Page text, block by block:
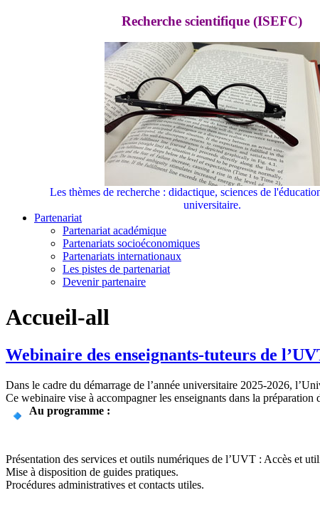
Recherche scientifique (ISEFC)
Les thèmes de recherche : didactique, sciences de
universitaire.
Partenariat
Partenariat académique
Partenariats socioéconomiques
Partenariats internationaux
Les pistes de partenariat
Devenir partenaire
Accueil-all
Webinaire des enseignants-tuteurs de
Dans le cadre du démarrage de l’année universitaire 2025-2026,
Ce webinaire vise à accompagner les enseignants dans la
Au programme :
Présentation des services et outils numériques de l’UVT : Accès et
Mise à disposition de guides pratiques.
Procédures administratives et contacts utiles.